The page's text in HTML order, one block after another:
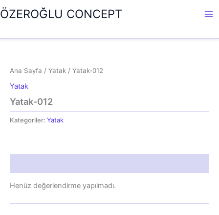
İçeriğe
atla
ÖZEROĞLU CONCEPT
Ana Sayfa / Yatak / Yatak-012
Yatak
Yatak-012
Kategoriler: Yatak
Henüz değerlendirme yapılmadı.